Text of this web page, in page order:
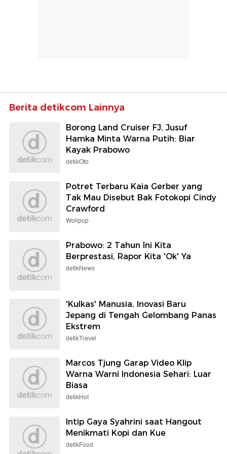
Berita detikcom Lainnya
Borong Land Cruiser FJ, Jusuf
Hamka Minta Warna Putih: Biar
Kayak Prabowo
detikOto
Potret Terbaru Kaia Gerber yang
Tak Mau Disebut Bak Fotokopi Cindy
Crawford
Wolipop
Prabowo: 2 Tahun Ini Kita
Berprestasi, Rapor Kita 'Ok' Ya
detikNews
'Kulkas' Manusia, Inovasi Baru
Jepang di Tengah Gelombang Panas
Ekstrem
detikTravel
Marcos Tjung Garap Video Klip
Warna Warni Indonesia Sehari: Luar
Biasa
detikHot
Intip Gaya Syahrini saat Hangout
Menikmati Kopi dan Kue
detikFood